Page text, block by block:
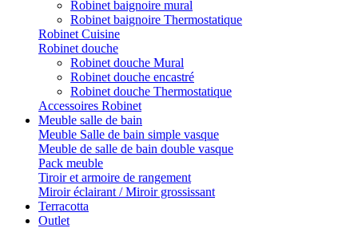
Robinet baignoire mural
Robinet baignoire Thermostatique
Robinet Cuisine
Robinet douche
Robinet douche Mural
Robinet douche encastré
Robinet douche Thermostatique
Accessoires Robinet
Meuble salle de bain
Meuble Salle de bain simple vasque
Meuble de salle de bain double vasque
Pack meuble
Tiroir et armoire de rangement
Miroir éclairant / Miroir grossissant
Terracotta
Outlet